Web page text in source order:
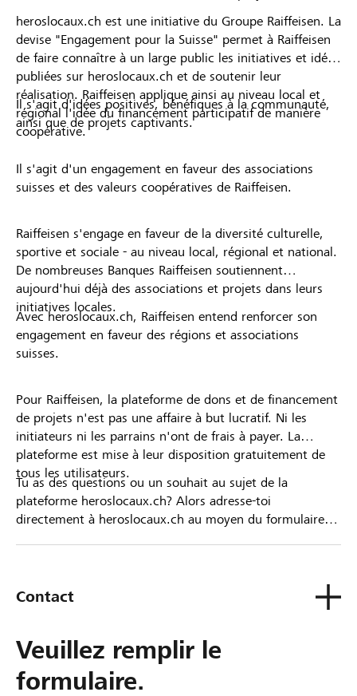
heroslocaux.ch est une initiative du Groupe Raiffeisen. La
devise "Engagement pour la Suisse" permet à Raiffeisen
de faire connaître à un large public les initiatives et idées
publiées sur heroslocaux.ch et de soutenir leur
réalisation. Raiffeisen applique ainsi au niveau local et
régional l'idée du financement participatif de manière
coopérative.
Il s'agit d'idées positives, bénéfiques à la communauté,
ainsi que de projets captivants.
Il s'agit d'un engagement en faveur des associations
suisses et des valeurs coopératives de Raiffeisen.
Raiffeisen s'engage en faveur de la diversité culturelle,
sportive et sociale - au niveau local, régional et national.
De nombreuses Banques Raiffeisen soutiennent
aujourd'hui déjà des associations et projets dans leurs
initiatives locales.
Avec heroslocaux.ch, Raiffeisen entend renforcer son
engagement en faveur des régions et associations
suisses.
Pour Raiffeisen, la plateforme de dons et de financement
de projets n'est pas une affaire à but lucratif. Ni les
initiateurs ni les parrains n'ont de frais à payer. La
plateforme est mise à leur disposition gratuitement de
tous les utilisateurs.
Tu as des questions ou un souhait au sujet de la
plateforme heroslocaux.ch? Alors adresse-toi
directement à heroslocaux.ch au moyen du formulaire
Contact
Veuillez remplir le
formulaire.